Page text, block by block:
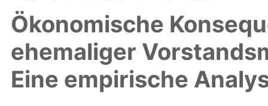
Ökonomische
ehemaliger
Eine empirische